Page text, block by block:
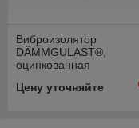
Виброизолятор
DÄMMGULAST®,
оцинкованная
Цену уточняйте